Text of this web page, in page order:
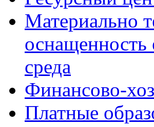
Материально
оснащенность
среда
Финансово-
Платные